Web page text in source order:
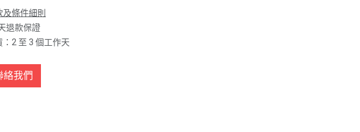
及條件細則
退款保證
：2 至 3 個工作天
絡我們